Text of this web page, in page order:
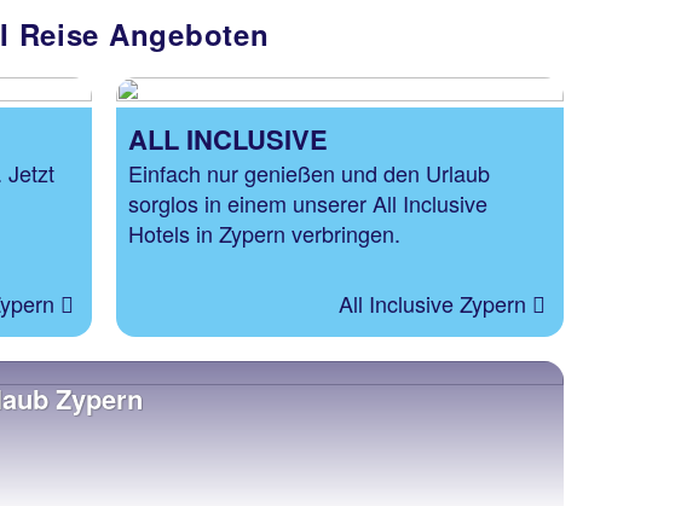
Reise Angeboten
Jetzt
ALL INCLUSIVE
Einfach nur genießen und den Urlaub
sorglos in einem unserer All Inclusive
Hotels in Zypern verbringen.
All Inclusive Zypern
Zypern